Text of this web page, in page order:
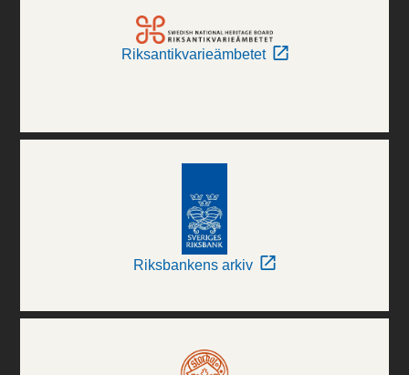
Riksantikvarieämbetet
Riksbankens arkiv